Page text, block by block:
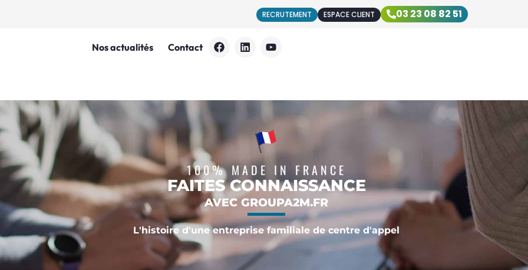
RECRUTEMENT ESPACE CLIENT 03 23 08 82 51
Nos actualités Contact
100% MADE IN FRANCE
FAITES CONNAISSANCE
AVEC GROUPA2M.FR
L'histoire d'une entreprise familiale de centre d'appel